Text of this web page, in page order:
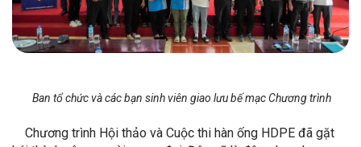
Ban tổ chức và các bạn sinh viên giao lưu bế mạc Chương trình
Chương trình Hội thảo và Cuộc thi hàn ống HDPE đã gặt